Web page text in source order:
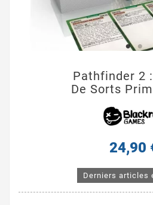
Pathfinder 2
De Sorts
24,90
Derniers articles